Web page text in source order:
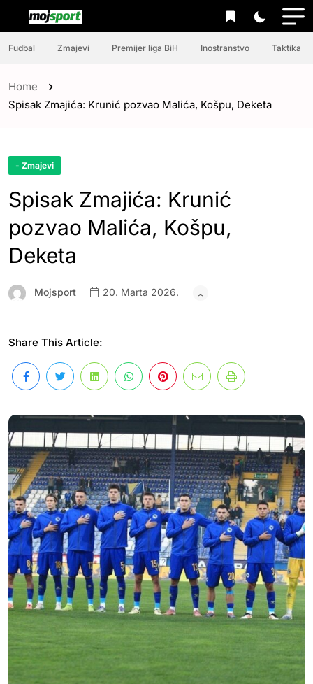
Fudbal Zmajevi Premijer liga BiH Inostranstvo Taktika
Home
Spisak Zmajića: Krunić pozvao Malića, Košpu, Deketa
- Zmajevi
Spisak Zmajića: Krunić
pozvao Malića, Košpu,
Deketa
Mojsport 20. Marta 2026.
Share This Article: